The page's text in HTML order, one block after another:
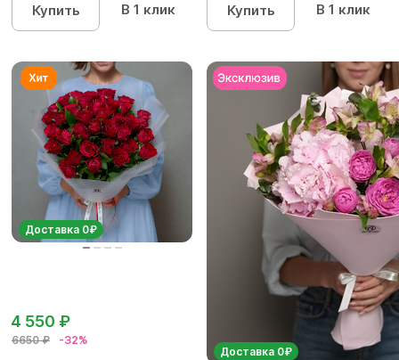
Купить В 1 клик Купить В 1 клик
Доставка 0₽
6650 ₽ -32%
4 550 ₽
Доставка 0₽